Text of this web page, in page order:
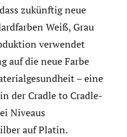
zukünftig neue
Weiß, Grau
verwendet
auf die neue Farbe
– eine
der Cradle to Cradle-
Niveaus
auf Platin.